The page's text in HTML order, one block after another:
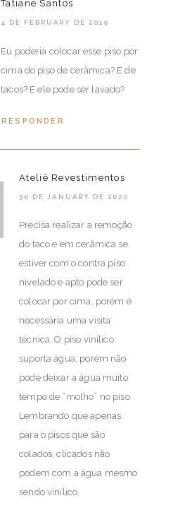
Tatiane Santos
4 DE FEBRUARY DE 2019
Eu poderia colocar esse piso por
cima do piso de cerâmica? E de
tacos? E ele pode ser lavado?
RESPONDER
Ateliê Revestimentos
30 DE JANUARY DE 2020
Precisa realizar a remoção
do taco e em cerâmica se
estiver com o contra piso
nivelado e apto pode ser
colocar por cima, porém é
necessária uma visita
técnica. O piso vinílico
suporta água, porém não
pode deixar a água muito
tempo de ”molho” no piso.
Lembrando que apenas
para o pisos que são
colados, clicados não
podem com a água mesmo
sendo vinílico.